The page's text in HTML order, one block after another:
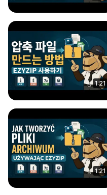
1:21
1:21